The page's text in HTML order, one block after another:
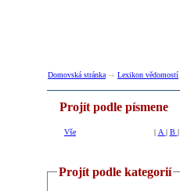
Domovská stránka Lexikon vědomostí
Projít podle písmene
Vše | A | B |
Projít podle kategorií